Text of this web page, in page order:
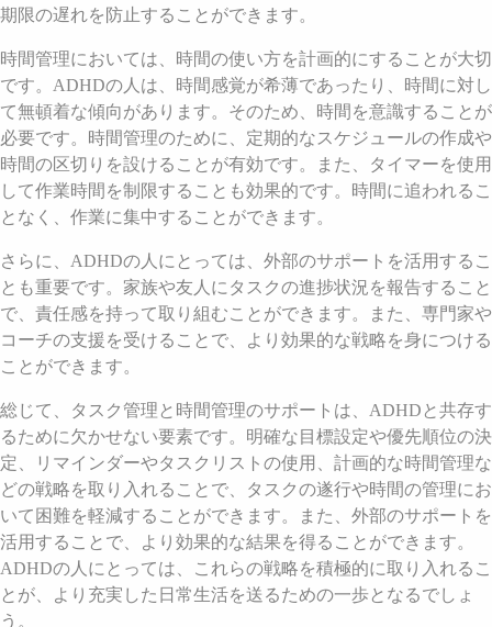
期限の遅れを防止することができます。
時間管理においては、時間の使い方を計画的にすることが大切
です。ADHDの人は、時間感覚が希薄であったり、時間に対し
て無頓着な傾向があります。そのため、時間を意識することが
必要です。時間管理のために、定期的なスケジュールの作成や
時間の区切りを設けることが有効です。また、タイマーを使用
して作業時間を制限することも効果的です。時間に追われるこ
となく、作業に集中することができます。
さらに、ADHDの人にとっては、外部のサポートを活用するこ
とも重要です。家族や友人にタスクの進捗状況を報告すること
で、責任感を持って取り組むことができます。また、専門家や
コーチの支援を受けることで、より効果的な戦略を身につける
ことができます。
総じて、タスク管理と時間管理のサポートは、ADHDと共存す
るために欠かせない要素です。明確な目標設定や優先順位の決
定、リマインダーやタスクリストの使用、計画的な時間管理な
どの戦略を取り入れることで、タスクの遂行や時間の管理にお
いて困難を軽減することができます。また、外部のサポートを
活用することで、より効果的な結果を得ることができます。
ADHDの人にとっては、これらの戦略を積極的に取り入れるこ
とが、より充実した日常生活を送るための一歩となるでしょ
う。